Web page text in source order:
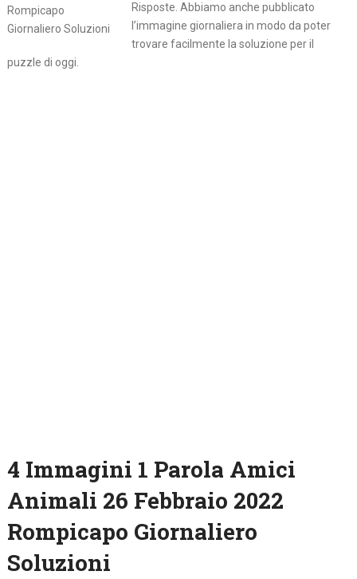
Risposte. Abbiamo anche pubblicato
l’immagine giornaliera in modo da poter
trovare facilmente la soluzione per il
puzzle di oggi.
4 Immagini 1 Parola Amici
Animali 26 Febbraio 2022
Rompicapo Giornaliero
Soluzioni